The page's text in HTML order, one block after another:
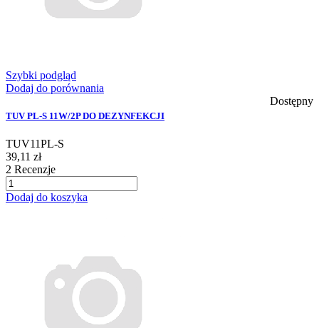
Szybki podgląd
Dodaj do porównania
Dostępny
TUV PL-S 11W/2P DO DEZYNFEKCJI
TUV11PL-S
39,11 zł
2 Recenzje
Dodaj do koszyka